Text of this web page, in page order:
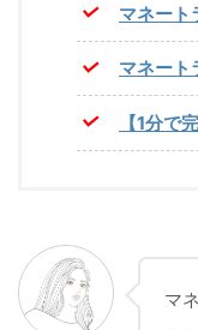
マネート
マネート
【1分で
マ